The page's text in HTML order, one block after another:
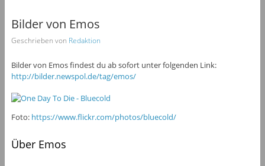
Bilder von Emos
Geschrieben von Redaktion
Bilder von Emos findest du ab sofort unter folgenden Link:
http://bilder.newspol.de/tag/emos/
Foto: https://www.flickr.com/photos/bluecold/
Über Emos